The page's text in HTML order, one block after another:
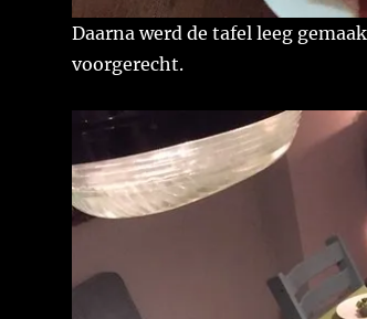
Daarna werd de tafel leeg
voorgerecht.